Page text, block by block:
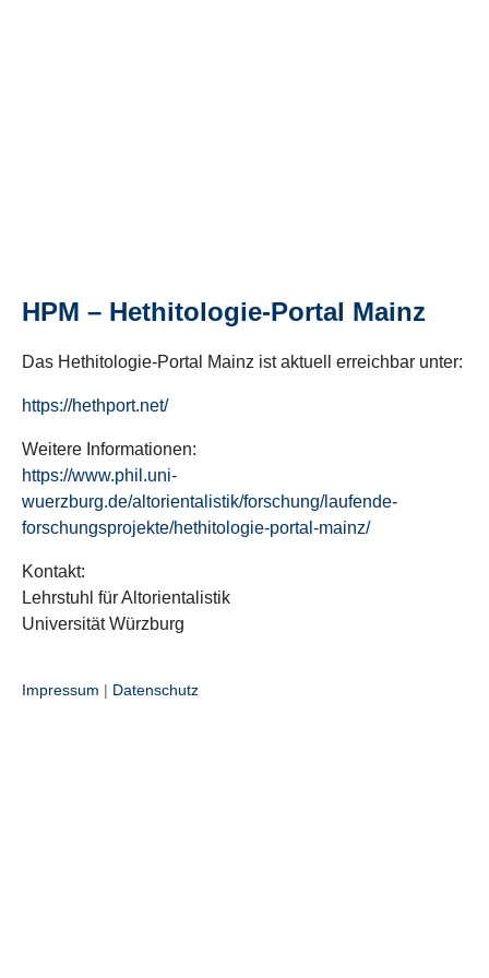
HPM – Hethitologie-Portal Mainz
Das Hethitologie-Portal Mainz ist aktuell erreichbar unter:
https://hethport.net/
Weitere Informationen:
https://www.phil.uni-
wuerzburg.de/altorientalistik/forschung/laufende-
forschungsprojekte/hethitologie-portal-mainz/
Kontakt:
Lehrstuhl für Altorientalistik
Universität Würzburg
Impressum | Datenschutz